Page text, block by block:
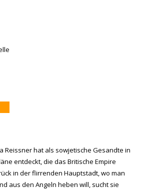
Reissner hat als sowjetische Gesandte in
entdeckt, die das Britische Empire
in der flirrenden Hauptstadt, wo man
aus den Angeln heben will, sucht sie